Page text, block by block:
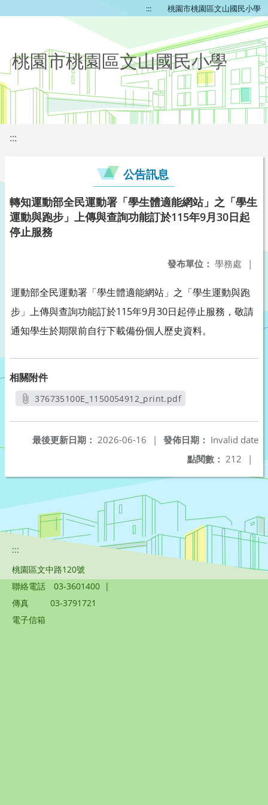
::: 桃園市桃園區文山國民小學
桃園市桃園區文山國民小學
:::
公告訊息
轉知運動部全民運動署「學生體適能網站」之「學生
運動與跑步」上傳與查詢功能訂於115年9月30日起
停止服務
發布單位： 學務處 |
運動部全民運動署「學生體適能網站」之「學生運動與跑
步」上傳與查詢功能訂於115年9月30日起停止服務，敬請
通知學生於期限前自行下載備份個人歷史資料。
相關附件
376735100E_1150054912_print.pdf
發佈日期： Invalid date
最後更新日期： 2026-06-16
|
點閱數： 212 |
:::
桃園區文中路120號
聯絡電話
03-3601400 |
傳真
03-3791721
電子信箱